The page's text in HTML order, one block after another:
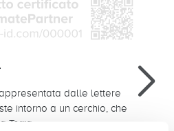
dalle lettere
intorno a un cerchio, che
Terra.